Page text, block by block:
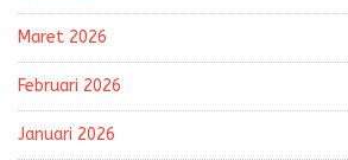
Maret 2026
Februari 2026
Januari 2026